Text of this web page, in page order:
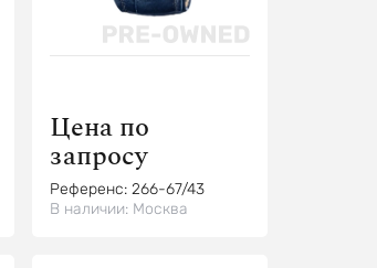
Цена по
запросу
Референс: 266-67/43
В наличии: Москва